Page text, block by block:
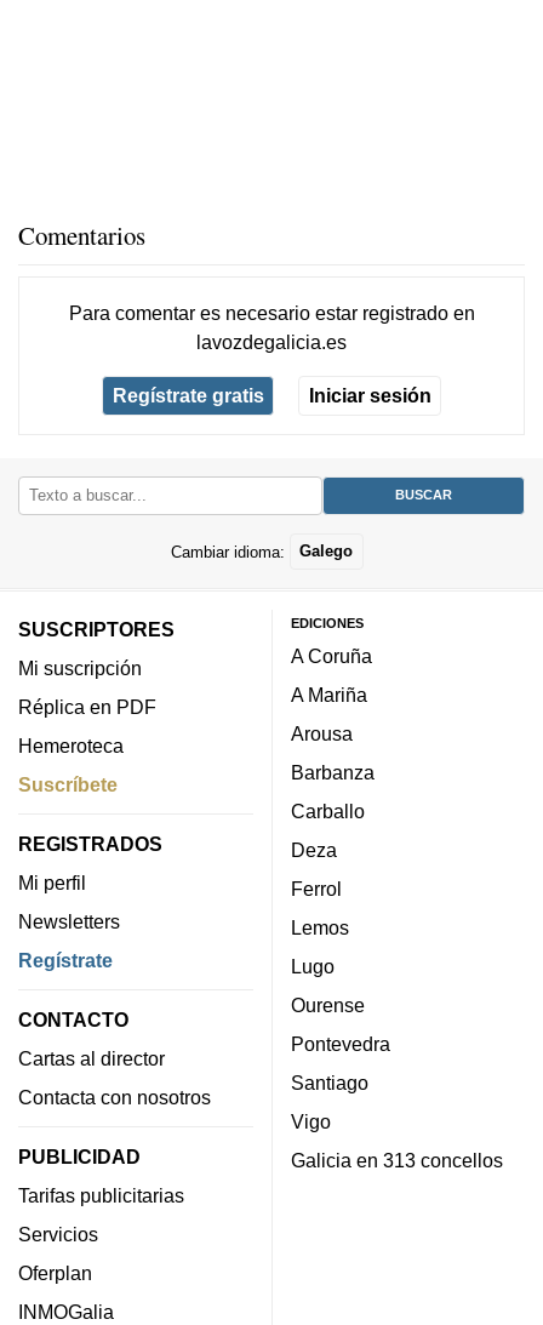
Comentarios
Para comentar es necesario estar registradoen
lavozdegalicia.es
Regístrate gratis Iniciar sesión
Cambiar idioma: Galego
SUSCRIPTORES
Mi suscripción
Réplica en PDF
Hemeroteca
Suscríbete
REGISTRADOS
Mi perfil
Newsletters
Regístrate
CONTACTO
Cartas al director
Contacta con nosotros
PUBLICIDAD
Tarifas publicitarias
Servicios
Oferplan
INMOGalia
EDICIONES
A Coruña
A Mariña
Arousa
Barbanza
Carballo
Deza
Ferrol
Lemos
Lugo
Ourense
Pontevedra
Santiago
Vigo
Galicia en 313 concellos